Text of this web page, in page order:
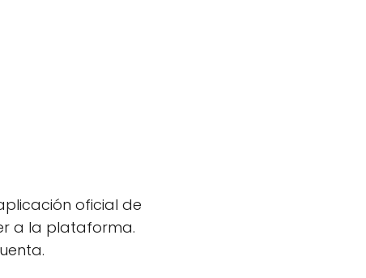
oficial de
a la plataforma.